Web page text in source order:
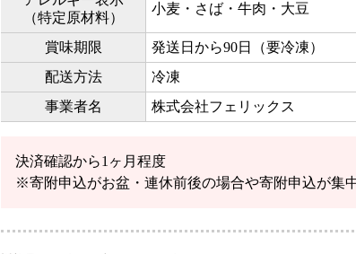
（特定原材料）
小麦・さば・牛肉・大豆
賞味期限
発送日から90日（要冷凍）
配送方法
冷凍
事業者名
株式会社フェリックス
決済確認から1ヶ月程度
※寄附申込がお盆・連休前後の場合や寄附申込が集